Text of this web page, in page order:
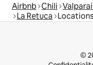
Airbnb Chili
La Retuca
©